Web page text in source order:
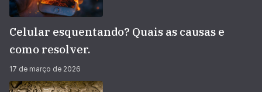
Celular esquentando? Quais as causas e
como resolver.
17 de março de 2026